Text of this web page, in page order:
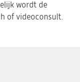
wordt de
of videoconsult.